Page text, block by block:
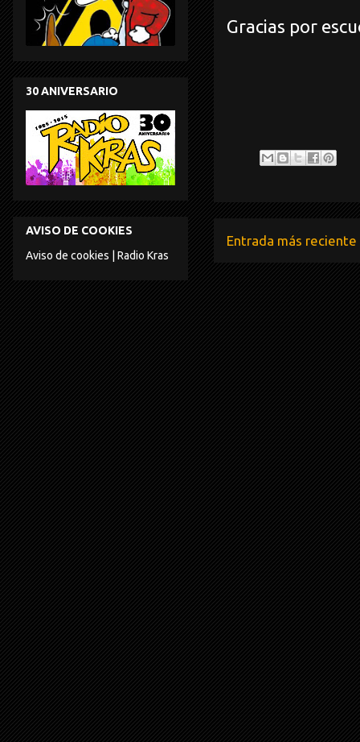
Gracias por
Entrada más reciente
30 ANIVERSARIO
AVISO DE COOKIES
Aviso de cookies | Radio Kras